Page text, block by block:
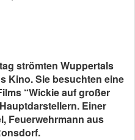
strömten Wuppertals
Kino. Sie besuchten eine
“Wickie auf großer
Einer
Feuerwehrmann aus